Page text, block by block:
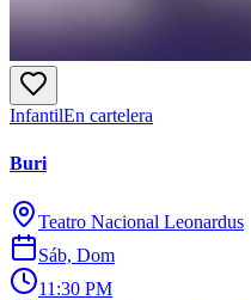
InfantilEn cartelera
Buri
Teatro Nacional Leonardus
Sáb, Dom
11:30 PM